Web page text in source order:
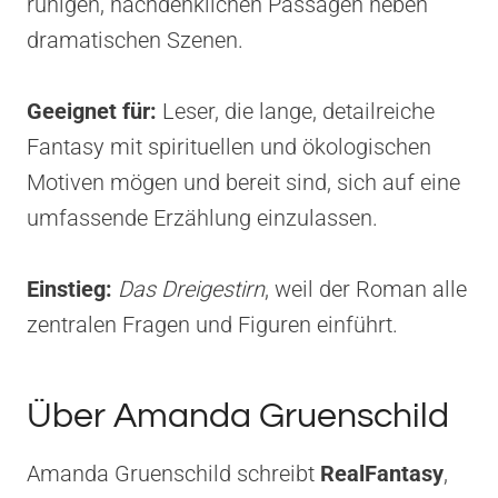
dramatischen Szenen.
Geeignet für: Leser, die lange, detailreiche
Fantasy mit spirituellen und ökologischen
Motiven mögen und bereit sind, sich auf eine
umfassende Erzählung einzulassen.
Einstieg: Das Dreigestirn, weil der Roman alle
zentralen Fragen und Figuren einführt.
Über Amanda Gruenschild
Amanda Gruenschild schreibt RealFantasy,